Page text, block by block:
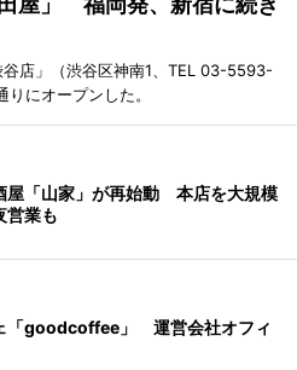
店」（渋谷区神南1、TEL 03-5593-
にオープンした。
屋「山家」が再始動 本店を大規模
営業も
「goodcoffee」 運営会社オフィ